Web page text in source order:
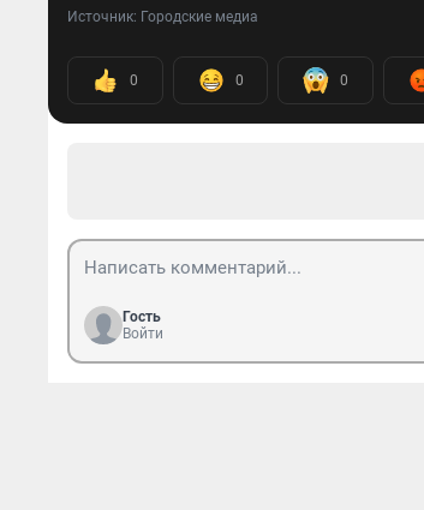
Источник: Городские медиа
0 0 0
Гость
Войти